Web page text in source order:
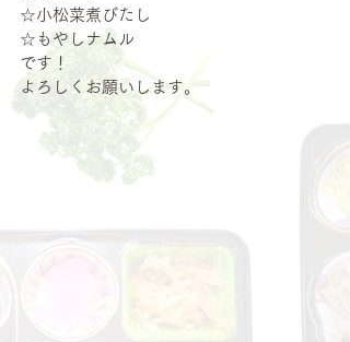
☆小松菜煮びたし
☆もやしナムル
です！
よろしくお願いします。